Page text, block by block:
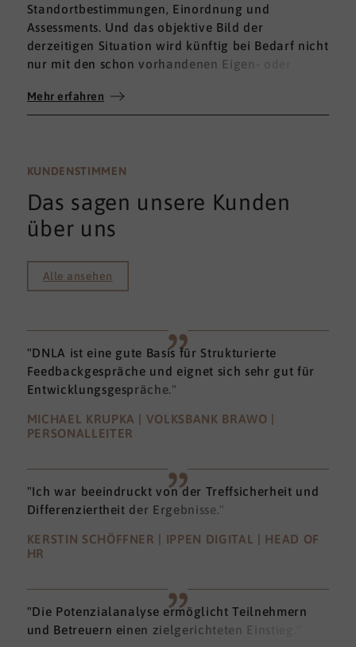
Standortbestimmungen, Einordnung und
Assessments. Und das objektive Bild der
derzeitigen Situation wird künftig bei Bedarf nicht
nur mit den schon vorhandenen Eigen- oder
umfassenden 360°-Feedback.
Mehr erfahren
KUNDENSTIMMEN
Das sagen unsere Kunden
über uns
Alle ansehen
"DNLA ist eine gute Basis für Strukturierte
Feedbackgespräche und eignet sich sehr gut für
Entwicklungsgespräche."
MICHAEL KRUPKA | VOLKSBANK BRAWO |
PERSONALLEITER
"Ich war beeindruckt von der Treffsicherheit und
Differenziertheit der Ergebnisse."
KERSTIN SCHÖFFNER | IPPEN DIGITAL | HEAD OF
HR
"Die Potenzialanalyse ermöglicht Teilnehmern
und Betreuern einen zielgerichteten Einstieg."